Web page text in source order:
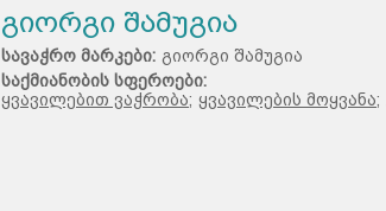
გიორგი შამუგია
სავაჭრო მარკები: გიორგი შამუგია
საქმიანობის სფეროები:
ყვავილებით ვაჭრობა; ყვავილების მოყვანა;